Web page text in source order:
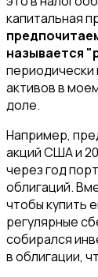
капитальная
называется
активов в
доле.
Например,
акций США и
через год
облигаций.
чтобы купить
регулярные
собирался
в облигации,